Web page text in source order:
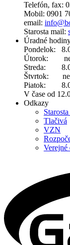
Telefón, fax:
Mobil: 0901
email:
Starosta mail:
Úradné
Pondelok:
Útorok:
Streda:
Štvrtok:
Piatok:
V čase od
Odkazy
Tlačivá
VZN
Verejné